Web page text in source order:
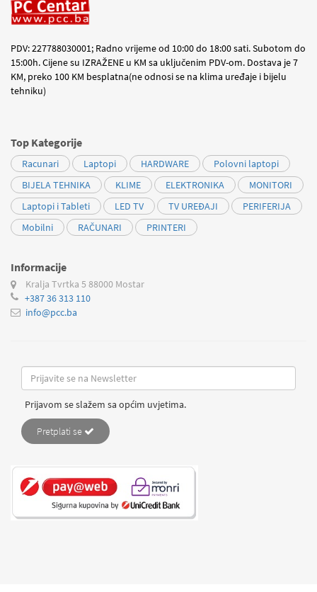
PDV: 227788030001; Radno vrijeme od 10:00 do 18:00 sati. Subotom do
15:00h. Cijene su IZRAŽENE u KM sa uključenim PDV-om. Dostava je 7
KM, preko 100 KM besplatna(ne odnosi se na klima uređaje i bijelu
tehniku)
Top Kategorije
Racunari Laptopi HARDWARE
Polovni laptopi
BIJELA TEHNIKA
KLIME ELEKTRONIKA
MONITORI
Laptopi i Tableti
LED TV TV UREĐAJI
PERIFERIJA
Mobilni
RAČUNARI PRINTERI
Informacije
Kralja Tvrtka 5 88000 Mostar
+387 36 313 110
info@pcc.ba
Prijavom se slažem sa općim uvjetima.
Pretplati se